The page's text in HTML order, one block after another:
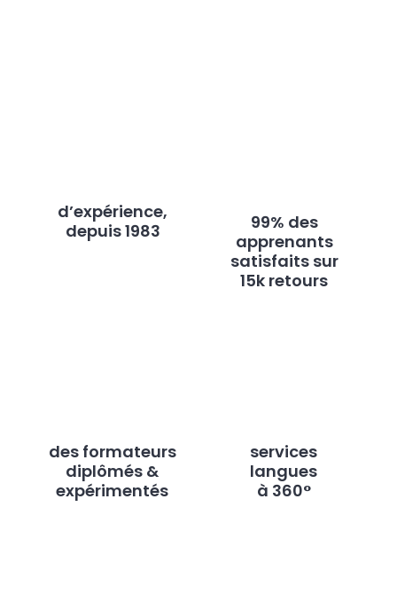
d’expérience,
depuis 1983
99% des
apprenants
satisfaits sur
15k retours
des formateurs
diplômés &
expérimentés
services
langues
à 360°